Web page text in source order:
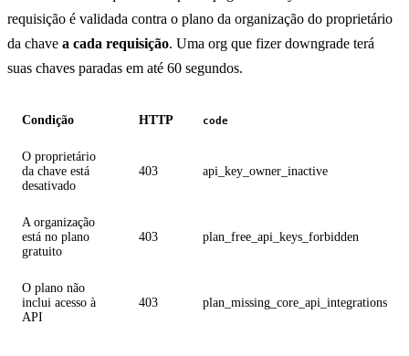
requisição é validada contra o plano da organização do proprietário
da chave a cada requisição. Uma org que fizer downgrade terá
suas chaves paradas em até 60 segundos.
Condição HTTP code
O proprietário
da chave está
desativado
403 api_key_owner_inactive
A organização
está no plano
gratuito
403 plan_free_api_keys_forbidden
O plano não
inclui acesso à
API
403 plan_missing_core_api_integrations